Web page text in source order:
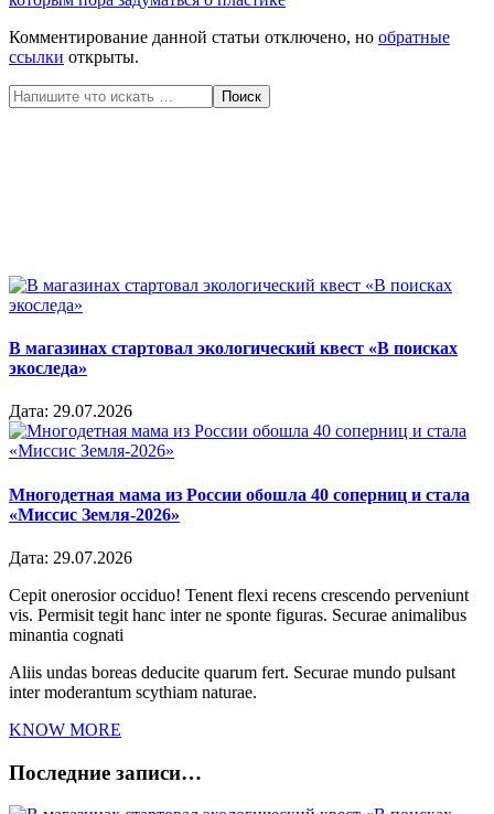
Комментирование данной статьи отключено, но обратные
ссылки открыты.
Поиск
В магазинах стартовал экологический квест «В поисках
экоследа»
Дата: 29.07.2026
Многодетная мама из России обошла 40 соперниц и стала
«Миссис Земля-2026»
Дата: 29.07.2026
Cepit onerosior occiduo! Tenent flexi recens crescendo perveniunt
vis. Permisit tegit hanc inter ne sponte figuras. Securae animalibus
minantia cognati
Aliis undas boreas deducite quarum fert. Securae mundo pulsant
inter moderantum scythiam naturae.
KNOW MORE
Последние записи…